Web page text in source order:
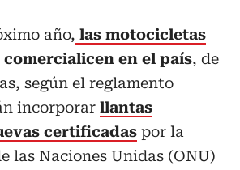
año, las motocicletas
comercialicen en el país, de
según el reglamento
incorporar llantas
certificadas por la
las Naciones Unidas (ONU)